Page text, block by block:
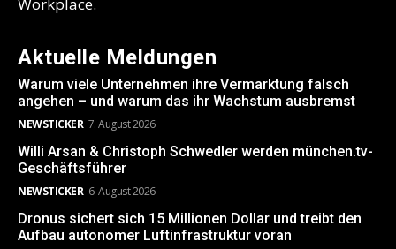
Workplace.
Aktuelle Meldungen
Warum viele Unternehmen ihre Vermarktung falsch
angehen – und warum das ihr Wachstum ausbremst
NEWSTICKER 7. August 2026
Willi Arsan & Christoph Schwedler werden münchen.tv-
Geschäftsführer
NEWSTICKER 6. August 2026
Dronus sichert sich 15 Millionen Dollar und treibt den
Aufbau autonomer Luftinfrastruktur voran